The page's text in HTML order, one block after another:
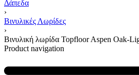
Δάπεδα
›
Βινυλικές Λωρίδες
›
Βινυλική λωρίδα Topfloor Aspen Oak-
Product navigation